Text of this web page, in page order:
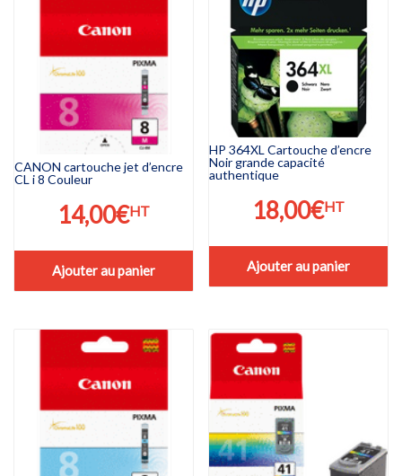
CANON cartouche jet d’encre
CL i 8 Couleur
14,00€HT
Ajouter au panier
HP 364XL Cartouche d’encre
Noir grande capacité
authentique
18,00€HT
Ajouter au panier